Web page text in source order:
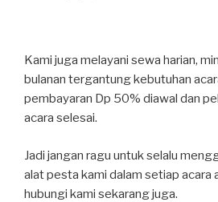
Kami juga melayani sewa harian,
bulanan tergantung kebutuhan
pembayaran Dp 50% diawal dan
acara selesai.
Jadi jangan ragu untuk selalu
alat pesta kami dalam setiap acara
hubungi kami sekarang juga.